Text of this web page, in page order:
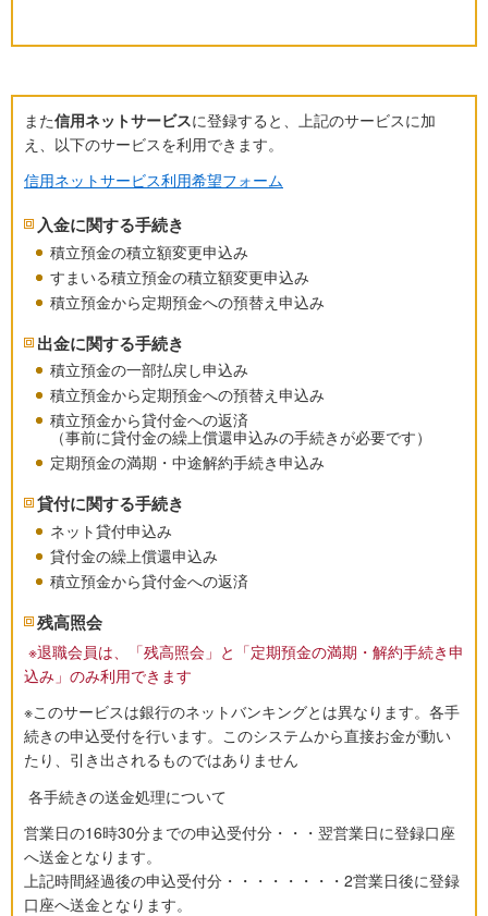
また信用ネットサービスに登録すると、上記のサービスに加
え、以下のサービスを利用できます。
信用ネットサービス利用希望フォーム
入金に関する手続き
積立預金の積立額変更申込み
すまいる積立預金の積立額変更申込み
積立預金から定期預金への預替え申込み
出金に関する手続き
積立預金の一部払戻し申込み
積立預金から定期預金への預替え申込み
積立預金から貸付金への返済
（事前に貸付金の繰上償還申込みの手続きが必要です）
定期預金の満期・中途解約手続き申込み
貸付に関する手続き
ネット貸付申込み
貸付金の繰上償還申込み
積立預金から貸付金への返済
残高照会
※退職会員は、「残高照会」と「定期預金の満期・解約手続き申
込み」のみ利用できます
※このサービスは銀行のネットバンキングとは異なります。各手
続きの申込受付を行います。このシステムから直接お金が動い
たり、引き出されるものではありません
各手続きの送金処理について
営業日の16時30分までの申込受付分・・・翌営業日に登録口座
へ送金となります。
上記時間経過後の申込受付分・・・・・・・・2営業日後に登録
口座へ送金となります。